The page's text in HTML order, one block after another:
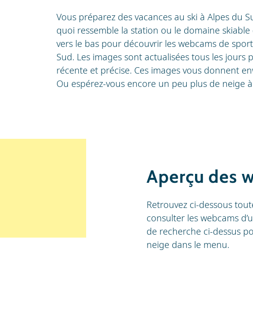
Vous préparez des vacances au ski à Alpes du
quoi ressemble la station ou le domaine
vers le bas pour découvrir les webcams de
Sud. Les images sont actualisées tous les jours
récente et précise. Ces images vous donnent
Ou espérez-vous encore un peu plus de neige
Aperçu des
Retrouvez ci-dessous
consulter les webcams
de recherche ci-dessus
neige dans le menu.